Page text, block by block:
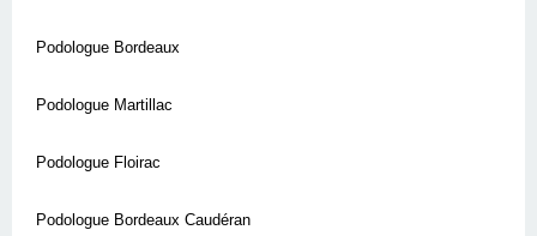
Podologue Bordeaux
Podologue Martillac
Podologue Floirac
Podologue Bordeaux Caudéran